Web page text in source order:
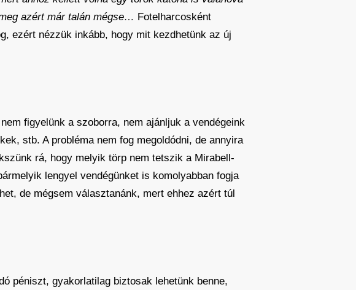
azért már talán mégse… Fotelharcosként
ezért nézzük inkább, hogy mit kezdhetünk az új
figyelünk a szoborra, nem ajánljuk a vendégeink
stb. A probléma nem fog megoldódni, de annyira
rá, hogy melyik törp nem tetszik a Mirabell-
lengyel vendégünket is komolyabban fogja
de mégsem választanánk, mert ehhez azért túl
péniszt, gyakorlatilag biztosak lehetünk benne,